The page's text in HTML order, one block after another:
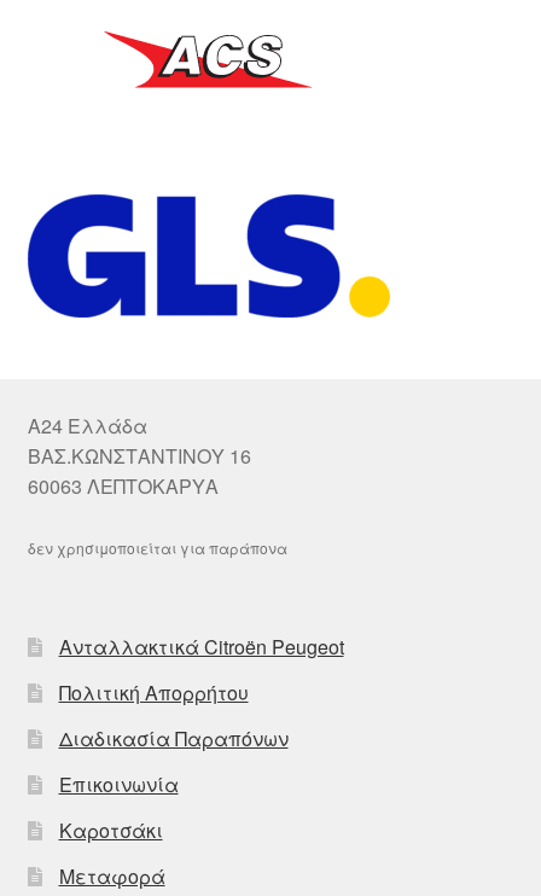
A24 Ελλάδα
ΒΑΣ.ΚΩΝΣΤΑΝΤΙΝΟΥ 16
60063 ΛΕΠΤΟΚΑΡΥΑ
δεν χρησιμοποιείται για παράπονα
Ανταλλακτικά Citroën Peugeot
Πολιτική Απορρήτου
Διαδικασία Παραπόνων
Επικοινωνία
Καροτσάκι
Μεταφορά